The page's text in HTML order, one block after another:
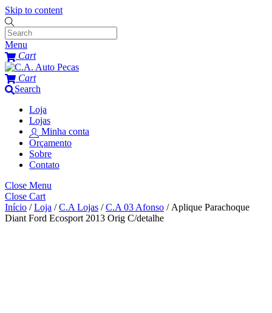
Skip to content
Menu
Cart
Cart
Search
Loja
Lojas
Minha conta
Orçamento
Sobre
Contato
Close Menu
Close Cart
Início /Loja /C.A Lojas /C.A 03 Afonso / Aplique Parachoque
Diant Ford Ecosport 2013 Orig C/detalhe